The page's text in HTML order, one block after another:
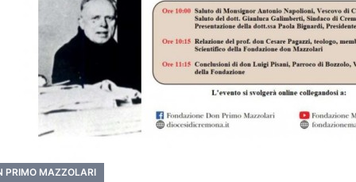
PRIMO MAZZOLARI